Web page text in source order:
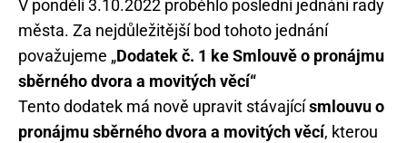
V pondělí 3.10.2022 proběhlo poslední jednání rady
města. Za nejdůležitější bod tohoto jednání
považujeme „Dodatek č. 1 ke Smlouvě o pronájmu
sběrného dvora a movitých věcí“
Tento dodatek má nově upravit stávajícísmlouvu o
pronájmu sběrného dvora a movitých věcí, kterou